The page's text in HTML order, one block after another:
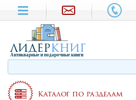
Каталог по разделам
лидеркниг
Антикварные и подарочные книги